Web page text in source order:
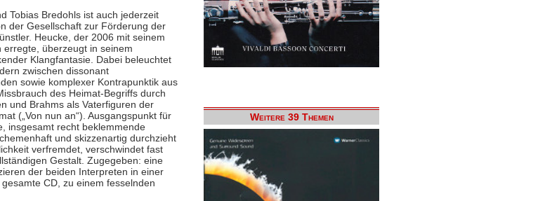
Tobias Bredohls ist auch jederzeit
der Gesellschaft zur Förderung der
Heucke, der 2006 mit seinem
überzeugt in seinem
Klangfantasie. Dabei beleuchtet
zwischen dissonant
sowie komplexer Kontrapunktik aus
des Heimat-Begriffs durch
und Brahms als Vaterfiguren der
(„Von nun an“). Ausgangspunkt für
insgesamt recht beklemmende
und skizzenartig durchzieht
verfremdet, verschwindet fast
Gestalt. Zugegeben: eine
der beiden Interpreten in einer
CD, zu einem fesselnden
Weitere 39 Themen